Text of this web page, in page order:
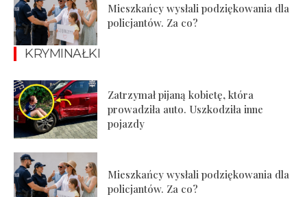
Mieszkańcy wysłali podziękowania dla
policjantów. Za co?
KRYMINAŁKI
Zatrzymał pijaną kobietę, która
prowadziła auto. Uszkodziła inne
pojazdy
Mieszkańcy wysłali podziękowania dla
policjantów. Za co?